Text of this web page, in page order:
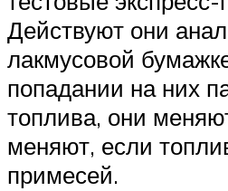
Действуют они
лакмусовой
попадании на них
топлива, они
меняют, если
примесей.